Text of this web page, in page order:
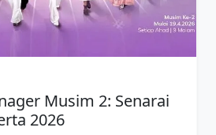
Musim 2: Senarai
2026